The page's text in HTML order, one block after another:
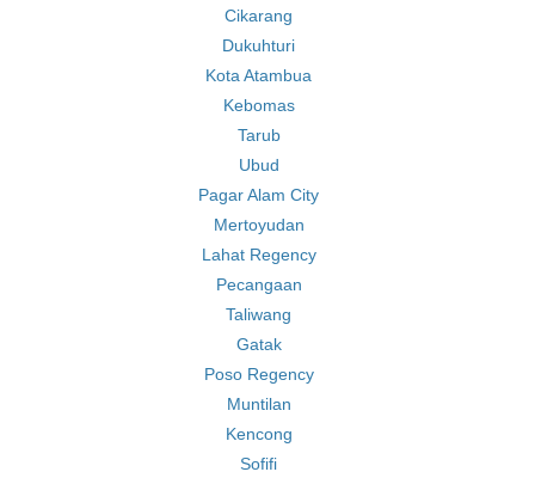
Cikarang
Dukuhturi
Kota Atambua
Kebomas
Tarub
Ubud
Pagar Alam City
Mertoyudan
Lahat Regency
Pecangaan
Taliwang
Gatak
Poso Regency
Muntilan
Kencong
Sofifi